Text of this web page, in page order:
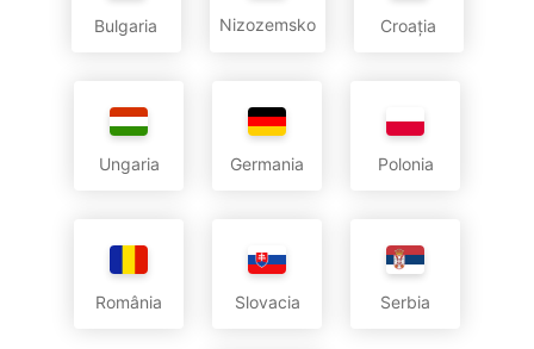
Bulgaria Nizozemsko Croația
Ungaria Germania Polonia
România Slovacia Serbia